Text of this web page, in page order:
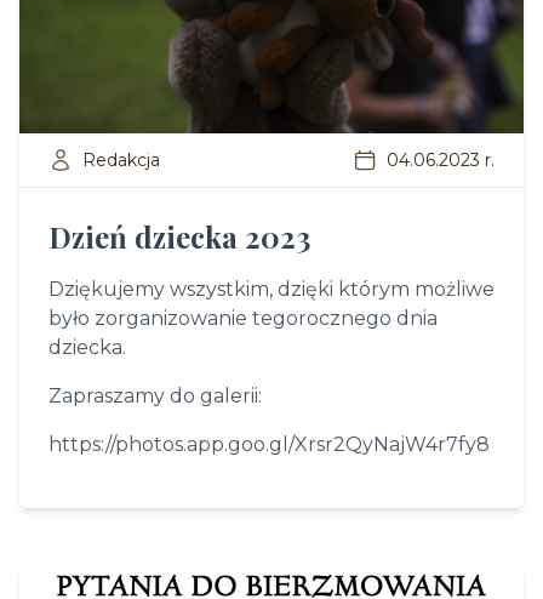
Redakcja 04.06.2023 r.
Dzień dziecka 2023
Dziękujemy wszystkim, dzięki którym możliwe
było zorganizowanie tegorocznego dnia
dziecka.
Zapraszamy do galerii:
https://photos.app.goo.gl/Xrsr2QyNajW4r7fy8